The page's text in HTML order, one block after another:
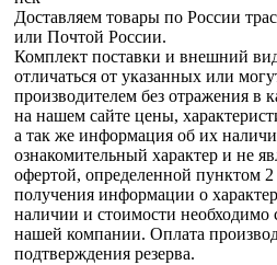
Доставляем товары по России
или Почтой России.
Комплект поставки и внешний
отличаться от указанных или
производителем без отражения в
на нашем сайте цены,
а так же информация об их
ознакомительный характер и не
офертой, определенной пунктом
получения информации о
наличии и стоимости необходимо
нашей компании. Оплата
подтверждения резерва.